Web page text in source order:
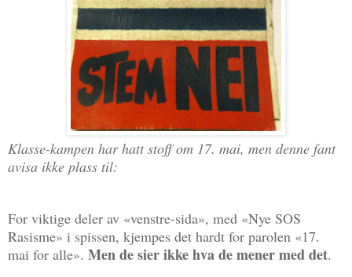
Klasse-kampen har hatt stoff om 17. mai, men denne fant
avisa ikke plass til:
For viktige deler av «venstre-sida», med «Nye SOS
Rasisme» i spissen, kjempes det hardt for parolen «17.
mai for alle». Mendesierikkehvademenermeddet.